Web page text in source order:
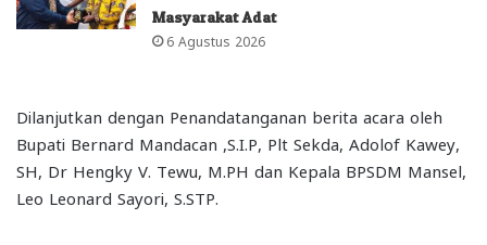
Masyarakat Adat
6 Agustus 2026
Dilanjutkan dengan Penandatanganan berita acara oleh
Bupati Bernard Mandacan ,S.I.P, Plt Sekda, Adolof Kawey,
SH, Dr Hengky V. Tewu, M.PH dan Kepala BPSDM Mansel,
Leo Leonard Sayori, S.STP.